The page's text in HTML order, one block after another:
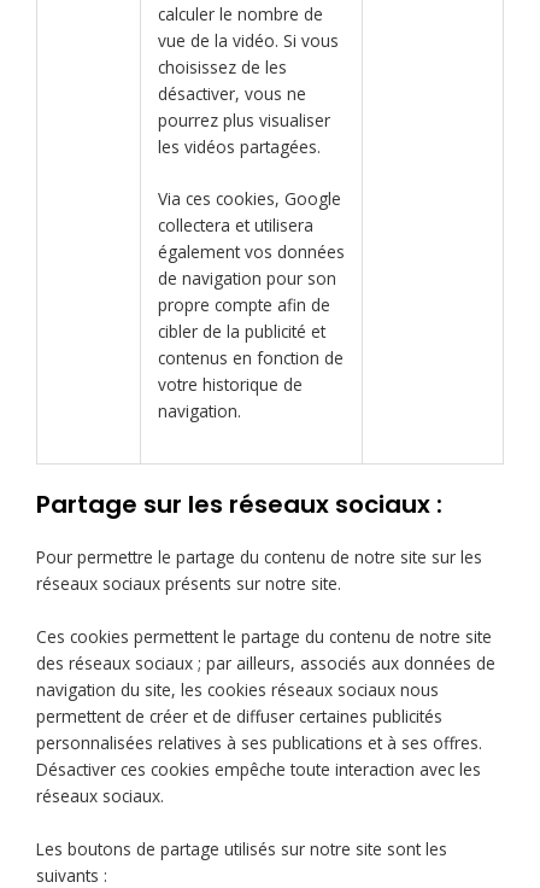
calculer le nombre de
vue de la vidéo. Si vous
choisissez de les
désactiver, vous ne
pourrez plus visualiser
les vidéos partagées.
Via ces cookies, Google
collectera et utilisera
également vos données
de navigation pour son
propre compte afin de
cibler de la publicité et
contenus en fonction de
votre historique de
navigation.
Partage sur les réseaux sociaux :
Pour permettre le partage du contenu de notre site sur les
réseaux sociaux présents sur notre site.
Ces cookies permettent le partage du contenu de notre site
des réseaux sociaux ; par ailleurs, associés aux données de
navigation du site, les cookies réseaux sociaux nous
permettent de créer et de diffuser certaines publicités
personnalisées relatives à ses publications et à ses offres.
Désactiver ces cookies empêche toute interaction avec les
réseaux sociaux.
Les boutons de partage utilisés sur notre site sont les
suivants :